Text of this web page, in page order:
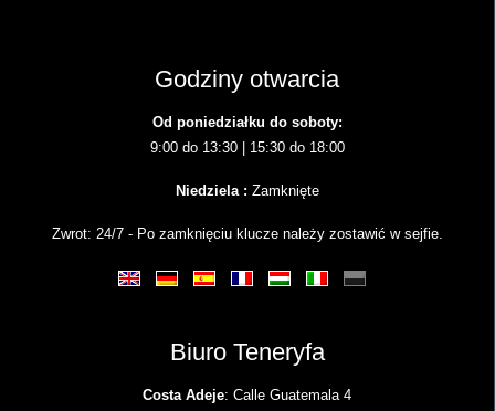
Godziny otwarcia
Od poniedziałku do soboty:
9:00 do 13:30 | 15:30 do 18:00
Niedziela : Zamknięte
Zwrot: 24/7 - Po zamknięciu klucze należy zostawić w sejfie.
Biuro Teneryfa
Costa Adeje: Calle Guatemala 4